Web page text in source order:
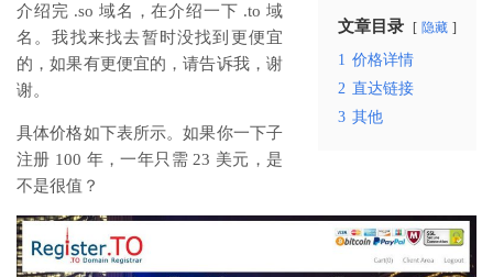
文章目录 隐藏
1 价格详情
2 直达链接
3 其他
介绍完 .so 域名，在介绍一下 .to 域
名。我找来找去暂时没找到更便宜
的，如果有更便宜的，请告诉我，谢
谢。
具体价格如下表所示。如果你一下子
注册 100 年，一年只需 23 美元，是
不是很值？